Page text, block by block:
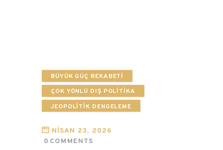
BÜYÜK GÜÇ REKABETI
ÇOK YÖNLÜ DIŞ POLITIKA
JEOPOLITIK DENGELEME
NISAN 23, 2026
0 COMMENTS